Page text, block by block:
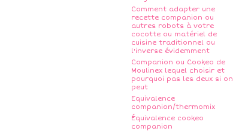
Comment adapter une
recette companion ou
autres robots à votre
cocotte ou matériel de
cuisine traditionnel ou
l'inverse évidemment
Companion ou Cookeo de
Moulinex lequel choisir et
pourquoi pas les deux si on
peut
Equivalence
companion/thermomix
Équivalence cookeo
companion